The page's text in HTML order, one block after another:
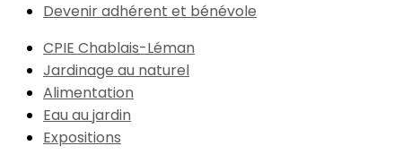
Devenir adhérent et bénévole
CPIE Chablais-Léman
Jardinage au naturel
Alimentation
Eau au jardin
Expositions